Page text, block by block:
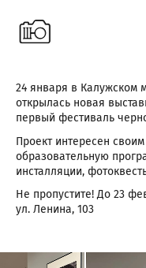
24 января в Калужском
открылась новая
первый фестиваль
Проект интересен
образовательную
инсталляции,
Не пропустите! До 23
ул. Ленина, 103